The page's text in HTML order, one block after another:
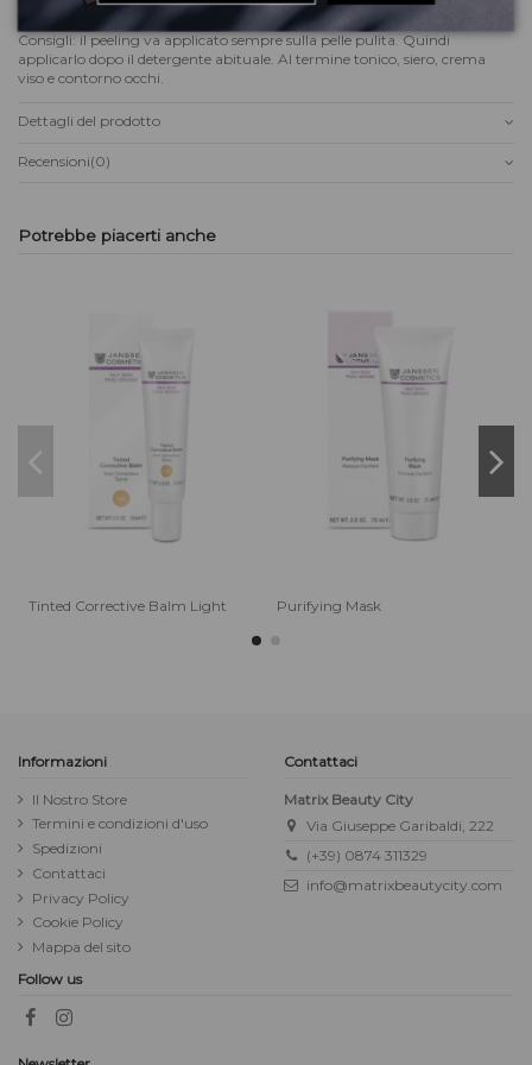
risciacquo con un panno caldo e umido e con acqua calda.
Consigli: il peeling va applicato sempre sulla pelle pulita. Quindi
applicarlo dopo il detergente abituale. Al termine tonico, siero, crema
viso e contorno occhi.
Dettagli del prodotto
Recensioni(0)
Potrebbe piacerti anche
Tinted Corrective Balm Light Purifying Mask
Informazioni
Il Nostro Store
Termini e condizioni d'uso
Spedizioni
Contattaci
Privacy Policy
Cookie Policy
Mappa del sito
Contattaci
Matrix Beauty City
Via Giuseppe Garibaldi, 222
(+39) 0874 311329
info@matrixbeautycity.com
Follow us